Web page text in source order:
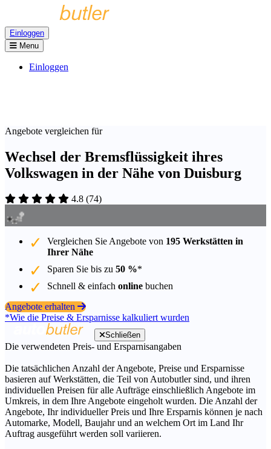
Einloggen
Menu
Einloggen
Angebote vergleichen für
Wechsel der Bremsflüssigkeit ihres
Volkswagen in der Nähe von Duisburg
4.8 (74)
Vergleichen Sie Angebote von 195 Werkstätten in
Ihrer Nähe
Sparen Sie bis zu 50 %*
Schnell & einfach online buchen
Angebote erhalten
*Wie die Preise & Ersparnisse kalkuliert wurden
Schließen
Die verwendeten Preis- und Ersparnisangaben
Die tatsächlichen Anzahl der Angebote, Preise und Ersparnisse
basieren auf Werkstätten, die Teil von Autobutler sind, und ihren
individuellen Preisen für alle Aufträge einschließlich Angebote im
Umkreis, in dem Ihre Angebote eingeholt wurden. Die Anzahl der
Angebote, Ihr individueller Preis und Ihre Ersparnis können je nach
Automarke, Modell, Baujahr und an welchem Ort im Land Ihr
Auftrag ausgeführt werden soll variieren.